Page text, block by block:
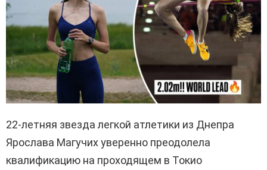
22-летняя звезда легкой атлетики из Днепра
Ярослава Магучих уверенно преодолела
квалификацию на проходящем в Токио